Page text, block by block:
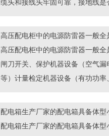
缆头和接线头牢固可靠，接地线
高压配电柜中的电源防雷器一般全
高压配电柜中的电源防雷器一般
闸刀开关、保护机器设备（空气
等）计量检定机器设备（有功功
配电箱生产厂家的配电箱具备体型
配电箱生产厂家的配电箱具备体